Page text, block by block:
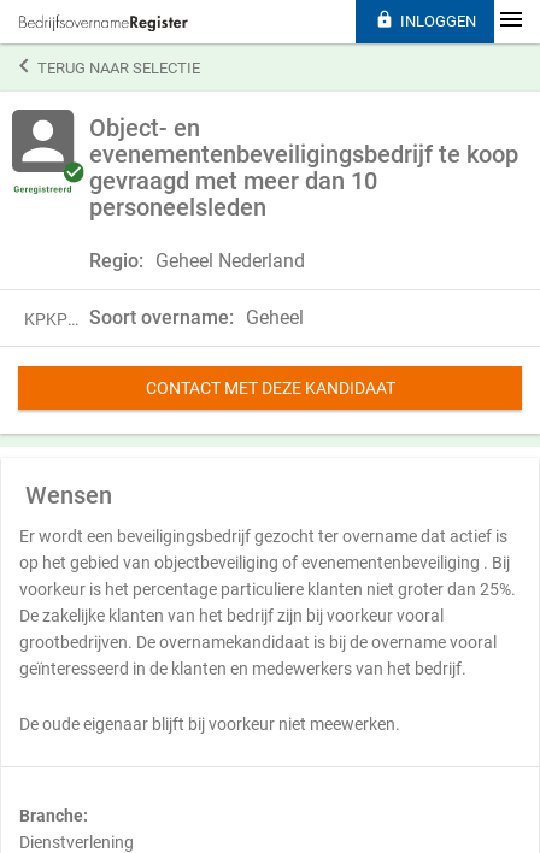
TERUG NAAR SELECTIE
Object- en
evenementenbeveiligingsbedrijf te koop
gevraagd met meer dan 10
personeelsleden
Regio: Geheel Nederland
KPKP22LFB50J Soort overname: Geheel
CONTACT MET DEZE KANDIDAAT
Wensen
Er wordt een beveiligingsbedrijf gezocht ter overname dat actief is
op het gebied van objectbeveiliging of evenementenbeveiliging . Bij
voorkeur is het percentage particuliere klanten niet groter dan 25%.
De zakelijke klanten van het bedrijf zijn bij voorkeur vooral
grootbedrijven. De overnamekandidaat is bij de overname vooral
geïnteresseerd in de klanten en medewerkers van het bedrijf.
De oude eigenaar blijft bij voorkeur niet meewerken.
Branche:
Dienstverlening
 INLOGGEN